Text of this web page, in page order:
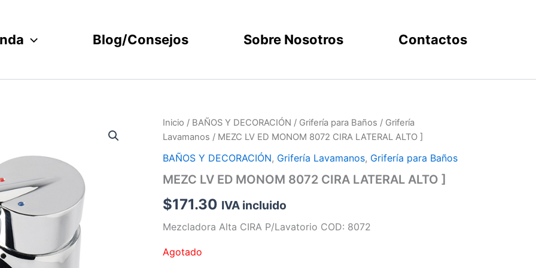
Blog/Consejos Sobre Nosotros Contactos
Inicio / BAÑOS Y DECORACIÓN / Grifería para Baños / Grifería
Lavamanos / MEZC LV ED MONOM 8072 CIRA LATERAL ALTO ]
BAÑOS Y DECORACIÓN, Grifería Lavamanos, Grifería para Baños
MEZC LV ED MONOM 8072 CIRA LATERAL ALTO ]
$171.30 IVA incluido
Mezcladora Alta CIRA P/Lavatorio COD: 8072
Agotado